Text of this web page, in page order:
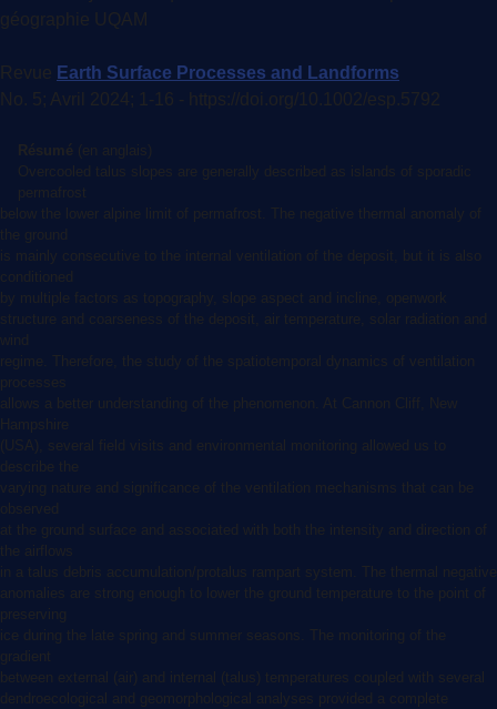
géographie UQAM
Revue Earth Surface Processes and Landforms
No. 5; Avril 2024; 1-16 - https://doi.org/10.1002/esp.5792
Résumé (en anglais)
Overcooled talus slopes are generally described as islands of sporadic
permafrost
below the lower alpine limit of permafrost. The negative thermal anomaly of
the ground
is mainly consecutive to the internal ventilation of the deposit, but it is also
conditioned
by multiple factors as topography, slope aspect and incline, openwork
structure and coarseness of the deposit, air temperature, solar radiation and
wind
regime. Therefore, the study of the spatiotemporal dynamics of ventilation
processes
allows a better understanding of the phenomenon. At Cannon Cliff, New
Hampshire
(USA), several field visits and environmental monitoring allowed us to
describe the
varying nature and significance of the ventilation mechanisms that can be
observed
at the ground surface and associated with both the intensity and direction of
the airflows
in a talus debris accumulation/protalus rampart system. The thermal negative
anomalies are strong enough to lower the ground temperature to the point of
preserving
ice during the late spring and summer seasons. The monitoring of the
gradient
between external (air) and internal (talus) temperatures coupled with several
dendroecological and geomorphological analyses provided a complete